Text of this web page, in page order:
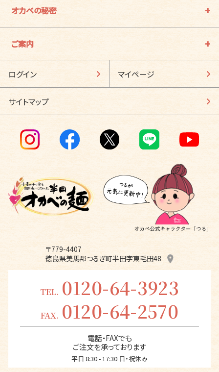
オカベの秘密
ご案内
ログイン マイページ
サイトマップ
〒779-4407
徳島県美馬郡つるぎ町半田字東毛田48
TEL. 0120-64-3923
FAX. 0120-64-2570
電話・FAXでも
ご注文を承っております
平日 8:30 - 17:30 日・祝休み